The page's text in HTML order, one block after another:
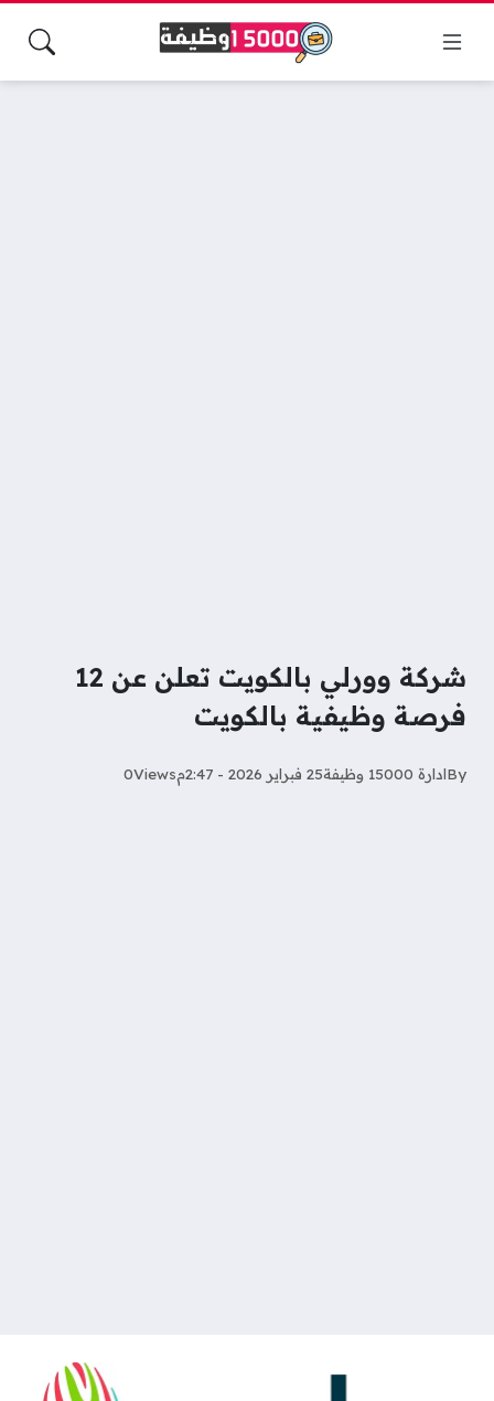
شركة وورلي بالكويت تعلن عن 12
فرصة وظيفية بالكويت
Byادارة 15000 وظيفة 25 فبراير 2026 - 2:47م Views
0